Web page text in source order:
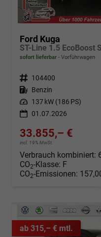
Ford Kuga
sofort lieferbar Vorführwagen
Fahrzeugnr. 104400
Kraftstoff Benzin
Leistung 137 kW (186 PS)
01.07.2026
33.855,– €
incl. 19% MwSt.
Verbrauch kombiniert:
CO2-Klasse: F
CO2-Emissionen:
ab 315,– € mtl.